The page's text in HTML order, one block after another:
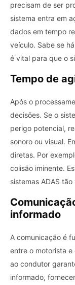
precisam de ser
sistema entra em
dados em tempo
veículo. Sabe se
é vital para que o
Tempo de
Após o
decisões. Se o
perigo potencial,
sonoro ou visual.
diretas. Por
colisão iminente.
sistemas ADAS tão
informado
A comunicação é
entre o motorista e
ao condutor
informado,